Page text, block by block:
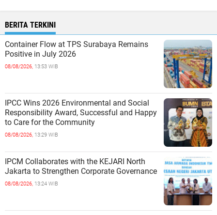
BERITA TERKINI
Container Flow at TPS Surabaya Remains
Positive in July 2026
08/08/2026, 13:53 WIB
IPCC Wins 2026 Environmental and Social
Responsibility Award, Successful and Happy
to Care for the Community
08/08/2026, 13:29 WIB
IPCM Collaborates with the KEJARI North
Jakarta to Strengthen Corporate Governance
08/08/2026, 13:24 WIB